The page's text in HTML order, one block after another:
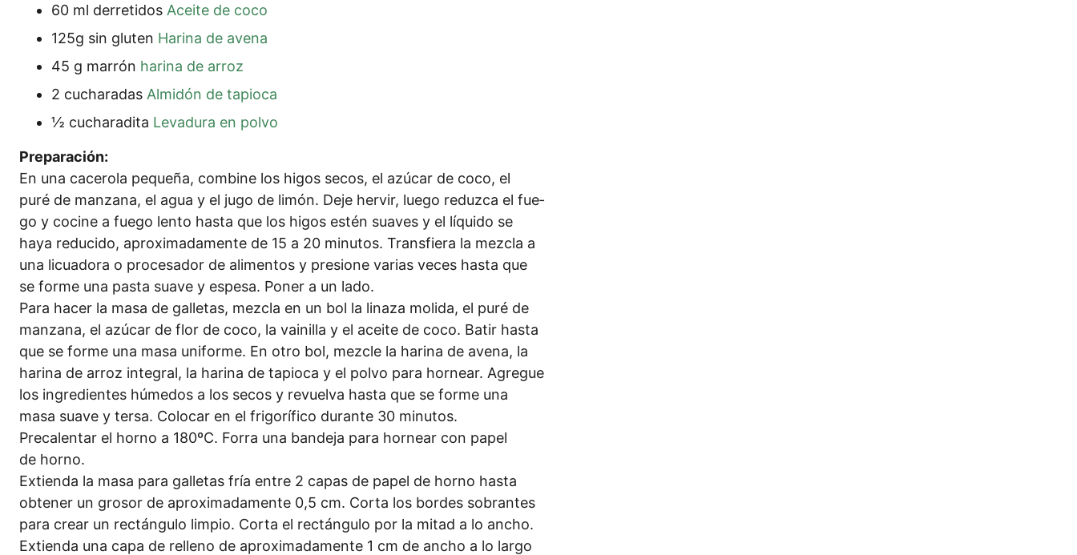
60 ml der­ret­idos Acei­te de coco
125g sin glu­ten Hari­na de avena
45 g mar­rón hari­na de arroz
2 cucha­ra­das Alm­idón de tapioca
½ cucha­ra­di­ta Leva­du­ra en polvo
Pre­pa­ra­ción:
En una cace­ro­la peque­ña, com­bi­ne los higos secos, el azú­car de coco, el
puré de manz­a­na, el agua y el jugo de limón. Deje her­vir, lue­go reduz­ca el fue­
go y coci­ne a fue­go len­to has­ta que los higos estén sua­ves y el líqui­do se
haya redu­ci­do, apro­xi­ma­damen­te de 15 a 20 minu­tos. Trans­fie­ra la mez­cla a
una licua­do­ra o pro­ces­ador de ali­ment­os y pre­sio­ne vari­as veces has­ta que
se for­me una pas­ta sua­ve y espe­sa. Poner a un lado.
Para hacer la masa de gal­le­tas, mez­cla en un bol la lina­za moli­da, el puré de
manz­a­na, el azú­car de flor de coco, la vai­nil­la y el acei­te de coco. Batir has­ta
que se for­me una masa uni­for­me. En otro bol, mez­cle la hari­na de ave­na, la
hari­na de arroz inte­gral, la hari­na de tapio­ca y el pol­vo para hor­ne­ar. Agre­gue
los ingre­di­en­tes húme­dos a los secos y revuel­va has­ta que se for­me una
masa sua­ve y ter­sa. Colo­car en el fri­go­rí­fi­co duran­te 30 minutos.
Pre­ca­len­tar el hor­no a 180ºC. For­ra una ban­de­ja para hor­ne­ar con papel
de horno.
Exti­en­da la masa para gal­le­tas fría ent­re 2 capas de papel de hor­no has­ta
obte­ner un gro­sor de apro­xi­ma­damen­te 0,5 cm. Cor­ta los bor­des sobran­tes
para crear un rec­tán­gu­lo lim­pio. Cor­ta el rec­tán­gu­lo por la mit­ad a lo ancho.
Exti­en­da una capa de rel­le­no de apro­xi­ma­damen­te 1 cm de ancho a lo lar­go